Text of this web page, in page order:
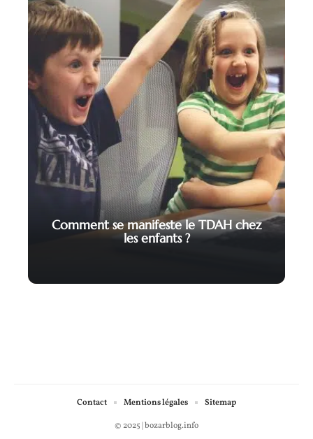
Comment se manifeste le TDAH chez
les enfants ?
© 2025 | bozarblog.info
Contact Mentions légales Sitemap